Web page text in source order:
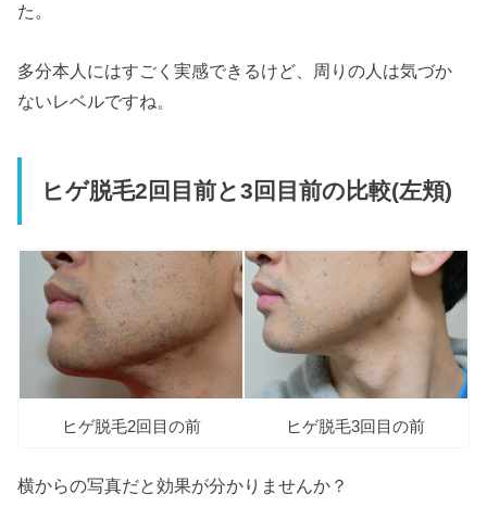
た。
多分本人にはすごく実感できるけど、周りの人は気づか
ないレベルですね。
ヒゲ脱毛2回目前と3回目前の比較(左頬)
ヒゲ脱毛2回目の前 ヒゲ脱毛3回目の前
横からの写真だと効果が分かりませんか？